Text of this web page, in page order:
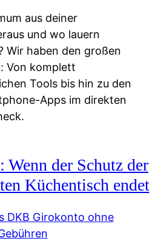
aus deiner
und wo lauern
Wir haben den großen
Von komplett
Tools bis hin zu den
Apps im direkten
der Schutz der
Küchentisch endet
DKB Girokonto ohne